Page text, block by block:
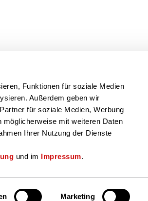
Funktionen für soziale Medien
Außerdem geben wir
für soziale Medien, Werbung
möglicherweise mit weiteren Daten
Ihrer Nutzung der Dienste
und im Impressum.
Marketing